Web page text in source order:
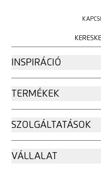
INSPIRÁCIÓ
TERMÉKEK
SZOLGÁLTATÁSOK
VÁLLALAT